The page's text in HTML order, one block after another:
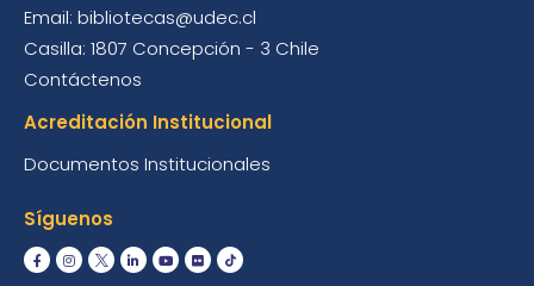
Email: bibliotecas@udec.cl
Casilla: 1807 Concepción - 3 Chile
Contáctenos
Acreditación Institucional
Documentos Institucionales
Síguenos